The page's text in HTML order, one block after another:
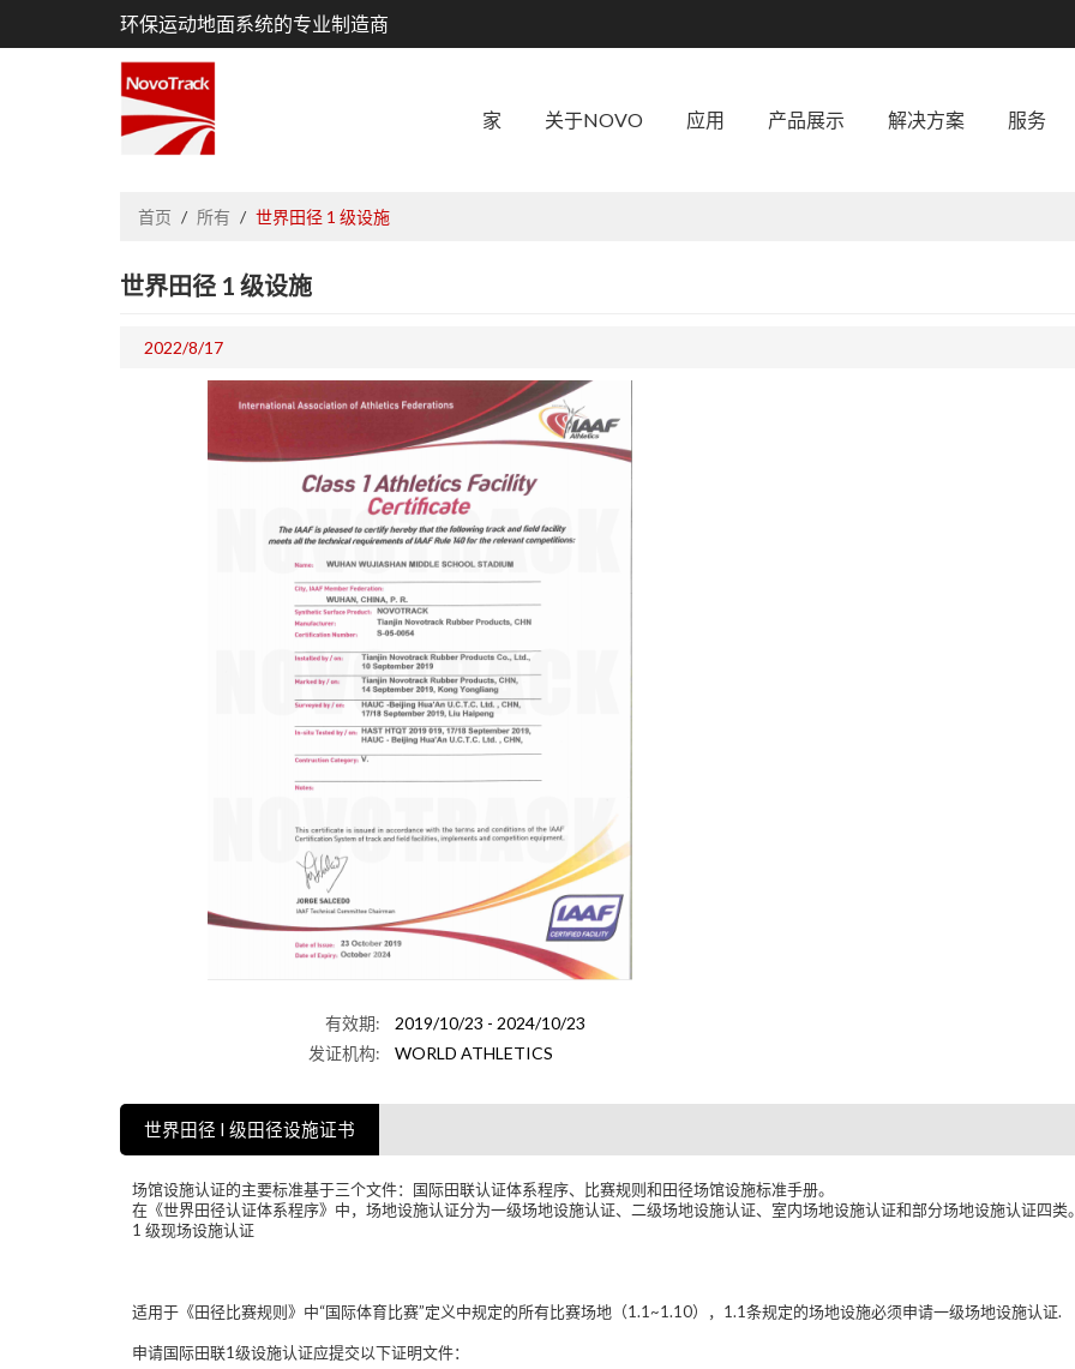
环保运动地面系统的专业制造商
家 关于NOVO 应用 产品展示 解决方案 服务
首页 / 所有 / 世界田径 1 级设施
世界田径 1 级设施
2022/8/17
有效期:
2019/10/23 - 2024/10/23
发证机构:
WORLD ATHLETICS
世界田径 I 级田径设施证书
场馆设施认证的主要标准基于三个文件：国际田联认证体系程序、比赛规则和田径场馆设施标准手册。
在《世界田径认证体系程序》中，场地设施认证分为一级场地设施认证、二级场地设施认证、室内场地设施认证和部分场地设施认证四类
1 级现场设施认证
适用于《田径比赛规则》中“国际体育比赛”定义中规定的所有比赛场地（1.1~1.10），1.1条规定的场地设施必须申请一级场地设施认证.
申请国际田联1级设施认证应提交以下证明文件：